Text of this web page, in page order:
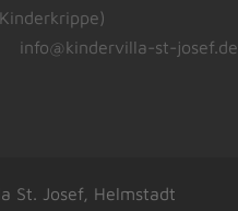
info@kindervilla-st-josef.de
St. Josef, Helmstadt